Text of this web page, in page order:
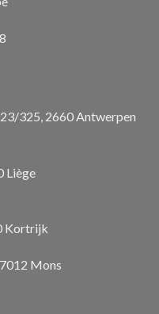
325, 2660 Antwerpen
Liège
Kortrijk
Mons